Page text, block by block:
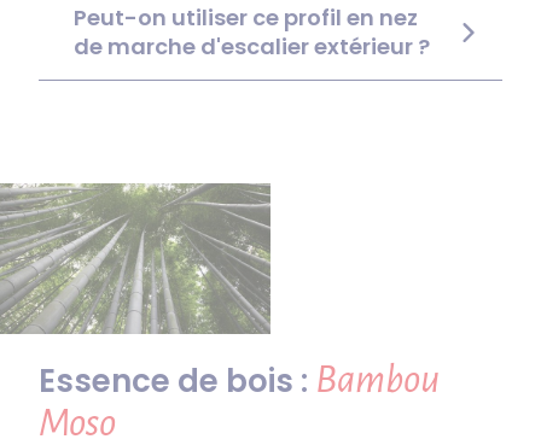
Peut-on utiliser ce profil en nez
de marche d'escalier extérieur ?
Essence de bois : Bambou
Moso